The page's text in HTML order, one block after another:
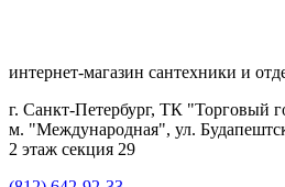
интернет-магазин сантехники и
г. Санкт-Петербург, ТК "Торговый
м. "Международная", ул.
2 этаж секция 29